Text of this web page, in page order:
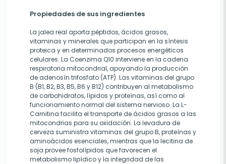
Propiedades de sus ingredientes
La jalea real aporta péptidos, ácidos grasos,
vitaminas y minerales que participan en la síntesis
proteica y en determinados procesos energéticos
celulares. La Coenzima Q10 interviene en la cadena
respiratoria mitocondrial, apoyando la producción
de adenosín trifosfato (ATP). Las vitaminas del grupo
B (B1, B2, B3, B5, B6 y B12) contribuyen al metabolismo
de carbohidratos, lípidos y proteínas, así como al
funcionamiento normal del sistema nervioso. La L-
Carnitina facilita el transporte de ácidos grasos a las
mitocondrias para su oxidación. La levadura de
cerveza suministra vitaminas del grupo B, proteínas y
aminoácidos esenciales, mientras que la lecitina de
soja provee fosfolípidos que favorecen el
metabolismo lipídico y la integridad de las